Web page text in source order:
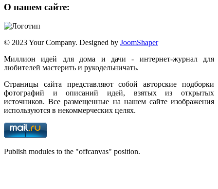
О нашем сайте:
© 2023 Your Company. Designed by JoomShaper
Миллион идей для дома и дачи - интернет-журнал для
любителей мастерить и рукодельничать.
Страницы сайта представляют собой авторские подборки
фотографий и описаний идей, взятых из открытых
источников. Все размещенные на нашем сайте изображения
используются в некоммерческих целях.
Publish modules to the "offcanvas" position.